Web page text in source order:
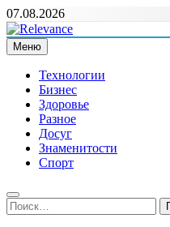
Перейти
к
содержимому
07.08.2026
Relevance
Релевантні новини — саме
Меню
Технологии
Бизнес
Здоровье
Разное
Досуг
Знаменитости
Спорт
Найти: